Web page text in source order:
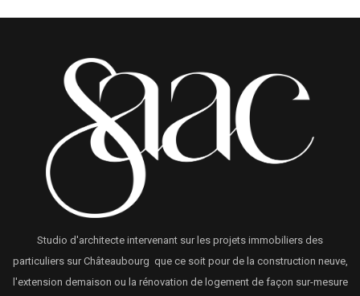
Studio d'architecte intervenant sur les projets immobiliers des
particuliers sur Châteaubourg que ce soit pour de la construction neuve,
l'extension demaison ou la rénovation de logement de façon sur-mesure